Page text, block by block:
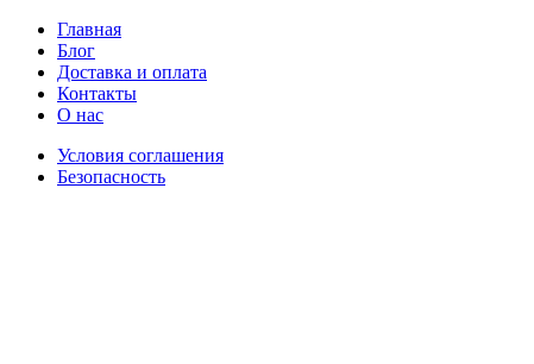
Главная
Блог
Доставка и оплата
Контакты
О нас
Условия соглашения
Безопасность